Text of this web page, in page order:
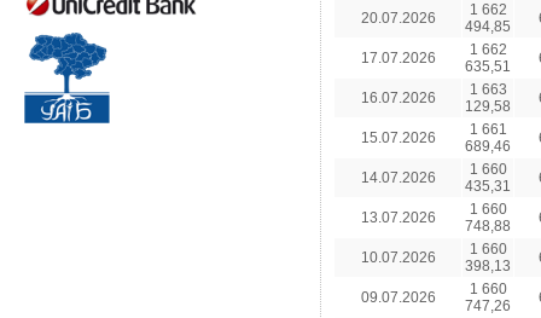
20.07.2026
1 662
494,85
17.07.2026
1 662
635,51
16.07.2026
1 663
129,58
15.07.2026
1 661
689,46
14.07.2026
1 660
435,31
13.07.2026
1 660
748,88
10.07.2026
1 660
398,13
09.07.2026
1 660
747,26